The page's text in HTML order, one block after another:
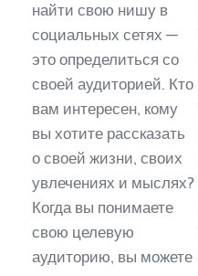
найти свою нишу в
социальных сетях —
это определиться со
своей аудиторией. Кто
вам интересен, кому
вы хотите рассказать
о своей жизни, своих
увлечениях и мыслях?
Когда вы понимаете
свою целевую
аудиторию, вы можете